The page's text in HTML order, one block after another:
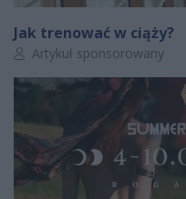
Jak trenować w ciąży?
Autor artykułu:
Artykuł sponsorowany